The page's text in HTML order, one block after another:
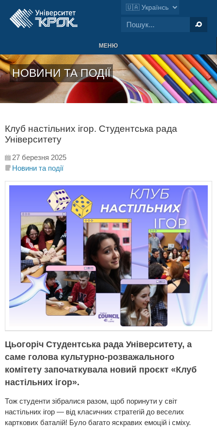
МЕНЮ
НОВИНИ ТА ПОДІЇ
Клуб настільних ігор. Студентська рада
Університету
27 березня 2025
Новини та події
Цьогоріч Cтудентська рада Університету, а
саме голова культурно-розважального
комітету започаткувала новий проєкт «Клуб
настільних ігор».
Тож студенти зібралися разом, щоб поринути у світ
настільних ігор — від класичних стратегій до веселих
карткових баталій! Було багато яскравих емоцій і сміху.